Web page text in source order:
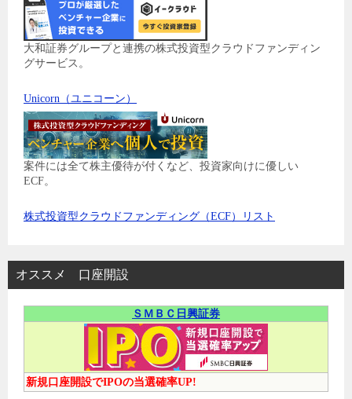
大和証券グループと連携の株式投資型クラウドファンディン
グサービス。
Unicorn（ユニコーン）
案件には全て株主優待が付くなど、投資家向けに優しい
ECF。
株式投資型クラウドファンディング（ECF）リスト
オススメ 口座開設
ＳＭＢＣ日興証券
新規口座開設でIPOの当選確率UP!